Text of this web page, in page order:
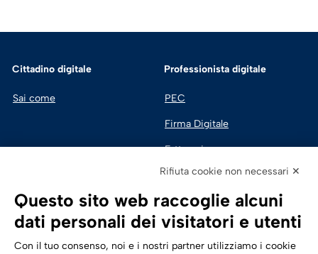
Cittadino digitale
Sai come
Professionista digitale
PEC
Firma Digitale
Fatturazione
Sicurezza Digitale
Cloud
Rifiuta cookie non necessari ✕
Questo sito web raccoglie alcuni
dati personali dei visitatori e utenti
Con il tuo consenso, noi e i nostri partner utilizziamo i cookie